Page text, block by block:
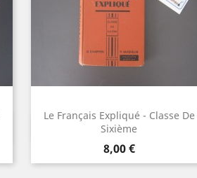
Le Français Expliqué - Classe De
Sixième
Prix
8,00 €
Aperçu rapide